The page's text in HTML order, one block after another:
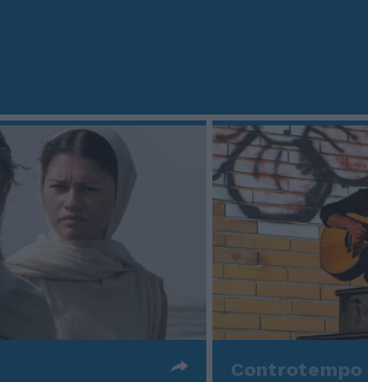
Controtempo